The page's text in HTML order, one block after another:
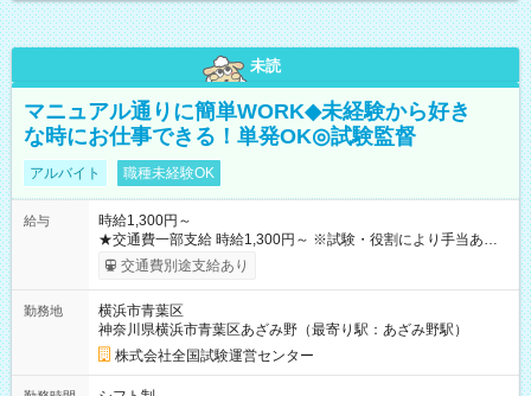
未読
マニュアル通りに簡単WORK◆未経験から好き
な時にお仕事できる！単発OK◎試験監督
アルバイト 職種未経験OK
給与
時給1,300円～
★交通費一部支給 時給1,300円～ ※試験・役割により手当あり
※勤務回数により昇給あり 【即給（前払い）オプションあ
り！】 希望される場合、勤務から1週間ほどで給与の一部を受け
例】 ・河合塾模擬試験 8:30～17:30（休憩1時間） 時給1,300円
×8時間＝日収10,400円＋交通費 ※当日の役割により時給＋100
円の場合あり ・国家試験 7:00～13:30（休憩なし） 時給1,300
円（役割手当＋100円）×6時間＝日収8,400円＋交通費 【試用期
間】試用期間なし
交通費別途支給あり
勤務地
横浜市青葉区
神奈川県横浜市青葉区あざみ野（最寄り駅：あざみ野駅）
株式会社全国試験運営センター